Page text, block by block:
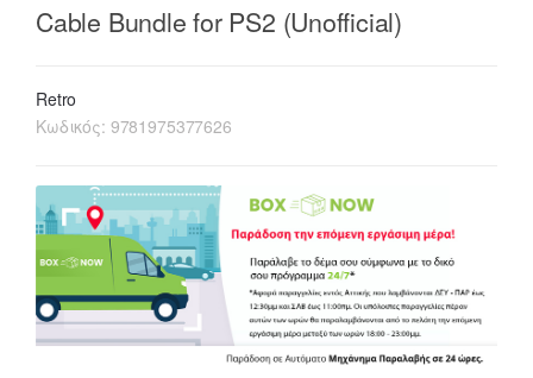
Cable Bundle for PS2 (Unofficial)
Retro
Κωδικός: 9781975377626